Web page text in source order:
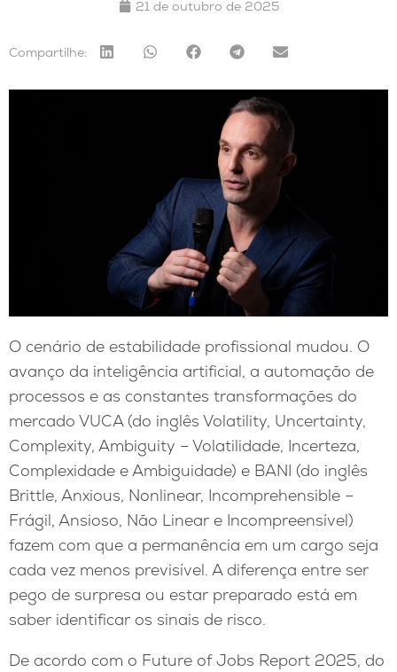
21 de outubro de 2025
Compartilhe:
O cenário de estabilidade profissional mudou. O
avanço da inteligência artificial, a automação de
processos e as constantes transformações do
mercado VUCA (do inglês Volatility, Uncertainty,
Complexity, Ambiguity – Volatilidade, Incerteza,
Complexidade e Ambiguidade) e BANI (do inglês
Brittle, Anxious, Nonlinear, Incomprehensible –
Frágil, Ansioso, Não Linear e Incompreensível)
fazem com que a permanência em um cargo seja
cada vez menos previsível. A diferença entre ser
pego de surpresa ou estar preparado está em
saber identificar os sinais de risco.
De acordo com o Future of Jobs Report 2025, do